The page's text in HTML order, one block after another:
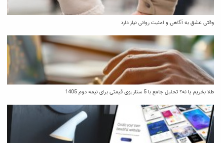
وقتی عشق به آگاهی و امنیت روانی نیاز دارد
طلا بخریم یا نه؟ تحلیل جامع با 5 سناریوی قیمتی برای نیمه دوم 1405